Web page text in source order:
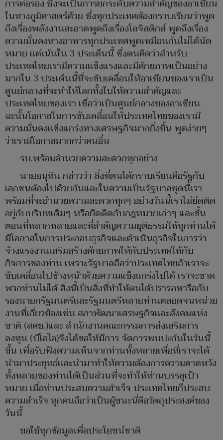
การต่อรอง ซึ่งจะเป็นการยกระดับความสำคัญของอาเซียน
ในทางภูมิศาสตร์ด้วย ซึ่งทุกประเทศต้องกราบเรียนว่าพูด
ถึงเรื่องพลังงานสะอาดพูดถึงเรื่องโลจิสติกส์ พูดถึงเรื่อง
ความมั่นคงทางอาหารทุกประเทศพูดเหมือนกันไม่ได้นัด
หมาย แต่เน้นใน 3 ประเด็นนี้ ซึ่งตนคิดว่าสำหรับ
ประเทศไทยเรามีความแข็งแรงและมีศักยภาพเป็นอย่าง
มากใน 3 ประเด็นนี้ที่จะขับเคลื่อนให้อาเซียนของเราเป็น
ศูนย์กลางที่จะทำให้โลกทั้งใบให้ความสำคัญและ
ประเทศไทยของเรา เชื่อว่าเป็นศูนย์กลางของอาเซียน
ฉะนั้นโอกาสในการขับเคลื่อนให้ประเทศไทยของเรามี
ความมั่นคงแข็งแกร่งทางเศรษฐกิจมากยิ่งขึ้น พูดง่ายๆ
ว่าเรามีโอกาสมากกว่าคนอื่น
รบ.พร้อมอำนวยความสะดวกทุกอย่าง
นายอนุทิน กล่าวว่า สิ่งที่ตนได้กราบเรียนคือรัฐกับ
เอกชนต้องไปด้วยกันและในความเป็นรัฐบาลชุดนี้เรา
พร้อมที่จะอำนวยความสะดวกทุกๆ อย่างวันนี้เราไม่ยึดติด
อยู่กับบริบทเดิมๆ หรือยึดติดกับกฎหมายเก่าๆ และขั้น
ตอนที่หลากหลายและที่สำคัญความยุติธรรมให้ทุกท่านได้
มีโอกาสในการประกอบธุรกิจและดำเนินธุรกิจในการว่า
จ้างแรงงานเสริมสร้างศักยภาพให้กับประเทศให้กับ
กิจการของท่าน เพราะรัฐบาลถือว่าประเทศไทยถ้าเราจะ
ขับเคลื่อนไปข้างหน้าด้วยความแข็งแกร่งไปได้ เราจะขาด
พวกท่านไม่ได้ สิ่งนี้เป็นสิ่งที่ทำให้ตนได้ปรารภหารือกับ
รองนายกรัฐมนตรีและรัฐมนตรีหลายท่านตลอดจนหน่วย
งานที่เกี่ยวข้องเช่น สภาพัฒนาเศรษฐกิจและสังคมแห่ง
ชาติ (สศช.)และ สำนักงานคณะกรรมการส่งเสริมการ
ลงทุน (บีโอไอ)จึงได้ขอให้มีการ จัดการพบปะกันในวันนี้
ขึ้น เพื่อรับฟังความเห็นจากท่านทั้งหลายเพื่อที่เราจะได้
นำมาประยุทธ์และนำมาทำให้ความต้องการความคาดหวัง
ทั้งหลายของท่านได้เป็นส่วนที่จะทำให้ท่านบรรลุเป้า
หมาย เมื่อท่านประสบความสำเร็จ ประเทศไทยก็ประสบ
ความสำเร็จ ทุกคนถือว่าเป็นผู้ชนะนี่คือวัตถุประสงค์ของ
วันนี้
ขอใช้ทุกข้อมูลเพื่อประโยชน์ชาติ